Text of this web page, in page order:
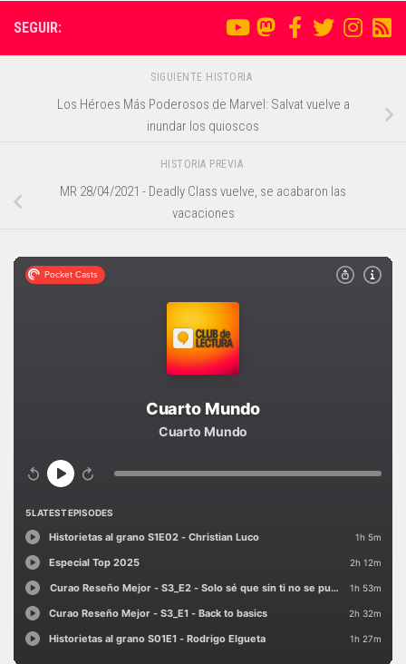
SEGUIR:
SIGUIENTE HISTORIA
Los Héroes Más Poderosos de Marvel: Salvat vuelve a
inundar los quioscos
HISTORIA PREVIA
MR 28/04/2021 - Deadly Class vuelve, se acabaron las
vacaciones